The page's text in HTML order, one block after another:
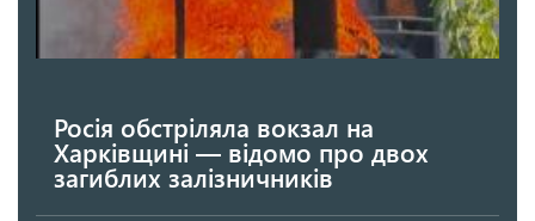
Росія обстріляла вокзал на
Харківщині — відомо про двох
загиблих залізничників